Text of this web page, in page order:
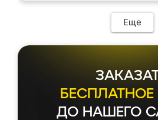
Еще
БЕСПЛАТНОЕ
ДО НАШЕГО